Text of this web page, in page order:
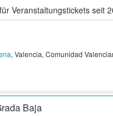
Veranstaltungstickets seit
kaufen &
, Valencia, Comunidad
Baja